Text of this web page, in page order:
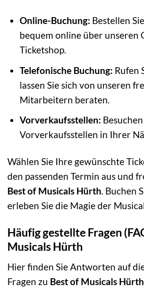
Online-Buchung: Bestellen
bequem online über unseren
Ticketshop.
Telefonische Buchung: Rufen
lassen Sie sich von unseren
Mitarbeitern beraten.
Vorverkaufsstellen:
Vorverkaufsstellen in Ihrer
Wählen Sie Ihre gewünschte
den passenden Termin aus und
Best of Musicals Hürth. Buchen
erleben Sie die Magie der
Häufig gestellte Fragen
Musicals Hürth
Hier finden Sie Antworten auf
Fragen zu Best of Musicals Hürth